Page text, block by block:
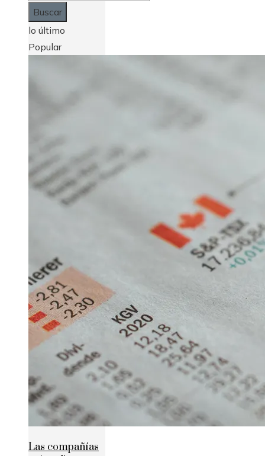
lo último
Popular
Las compañías